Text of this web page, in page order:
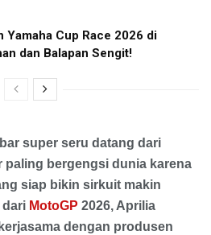
Yamaha Cup Race 2026 di
dan Balapan Sengit!
super seru datang dari
paling bergengsi dunia karena
siap bikin sirkuit makin
dari MotoGP 2026, Aprilia
dengan produsen